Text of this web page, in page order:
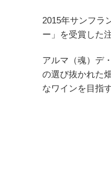
2015年サンフラ
ー」を受賞した
アルマ（魂）デ
の選び抜かれた
なワインを目指す